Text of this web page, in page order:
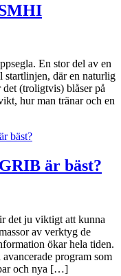
En stor del av en
startlinjen, där en naturlig
(troligtvis) blåser på
hur man tränar och en
är bäst?
det ju viktigt att kunna
av verktyg de
ökar hela tiden.
program som
och nya […]